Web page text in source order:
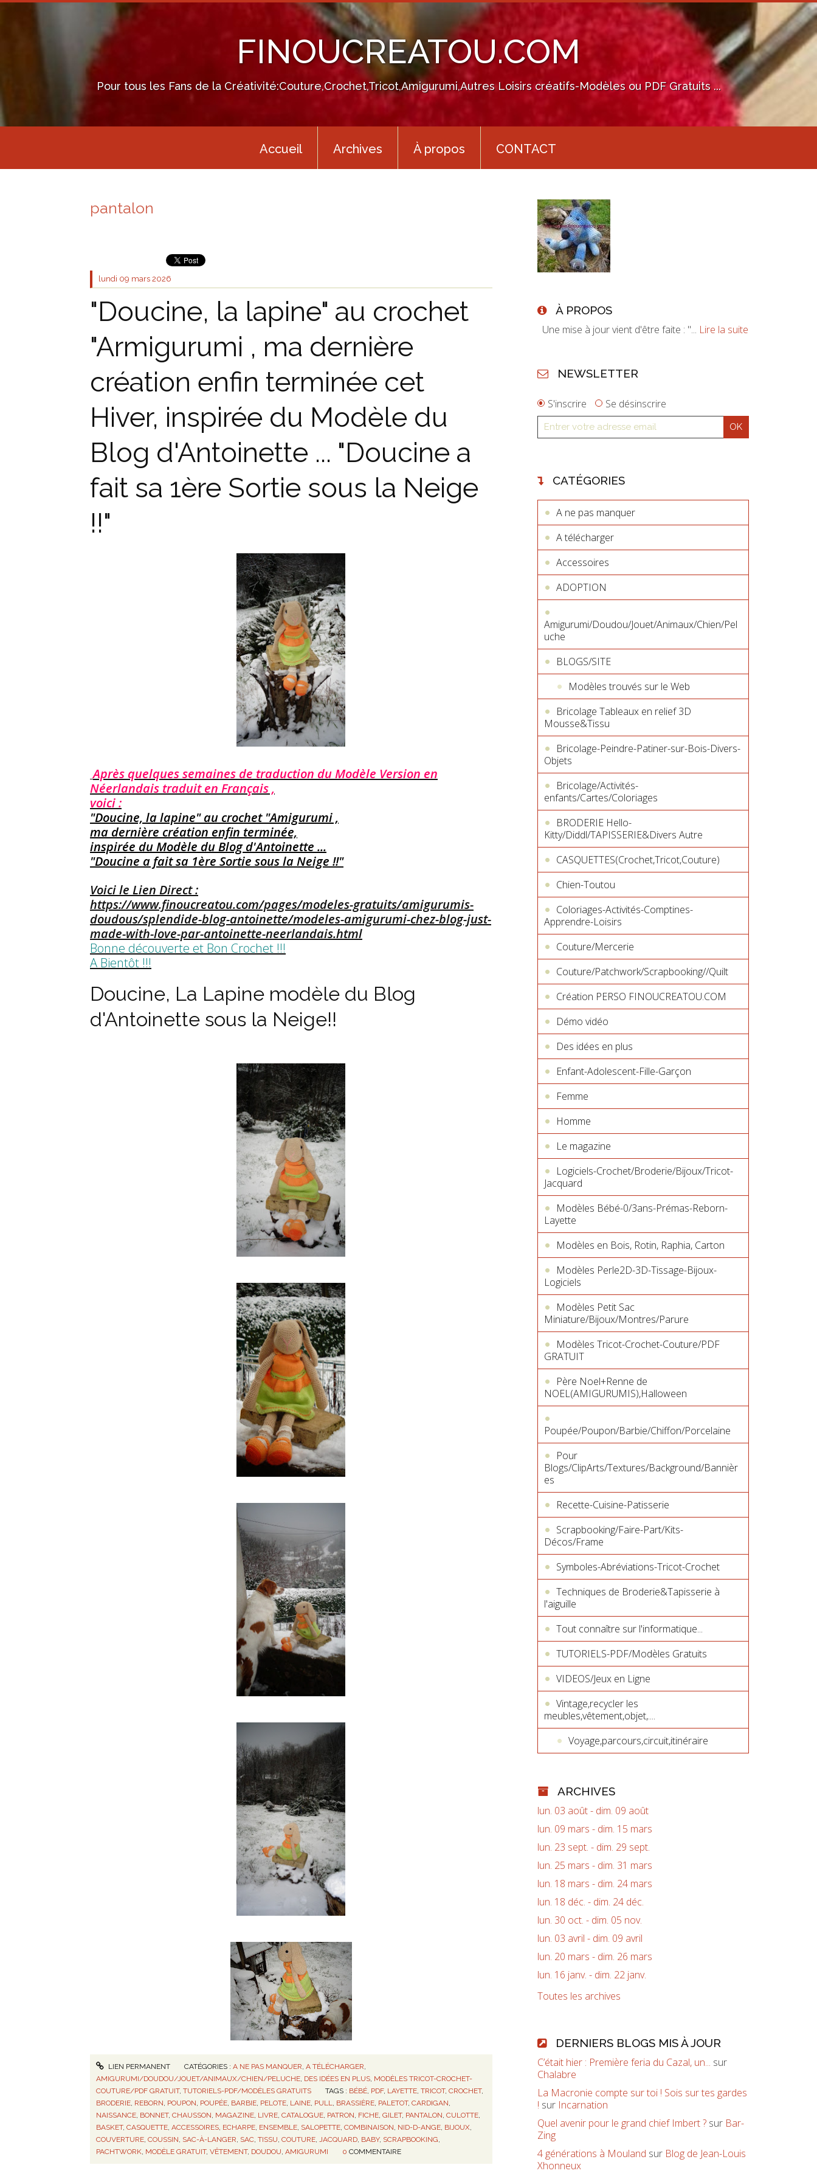
FINOUCREATOU.COM
Pour tous les Fans de la Créativité:Couture,Crochet,Tricot,Amigurumi,Autres Loisirs créatifs-Modèles ou PDF Gratuits ...
Accueil Archives À propos CONTACT
pantalon
lundi 09 mars 2026
"Doucine, la lapine" au crochet
"Armigurumi , ma dernière
création enfin terminée cet
Hiver, inspirée du Modèle du
Blog d'Antoinette ... "Doucine a
fait sa 1ère Sortie sous la Neige
!!"
Après quelques semaines de traduction du Modèle Version en
Néerlandais traduit en Français ,
voici :
"Doucine, la lapine" au crochet "Amigurumi ,
ma dernière création enfin terminée,
inspirée du Modèle du Blog d'Antoinette ...
"Doucine a fait sa 1ère Sortie sous la Neige !!"
Voici le Lien Direct :
https://www.finoucreatou.com/pages/modeles-gratuits/amigurumis-
doudous/splendide-blog-antoinette/modeles-amigurumi-chez-blog-just-
made-with-love-par-antoinette-neerlandais.html
Bonne découverte et Bon Crochet !!!
A Bientôt !!!
Doucine, La Lapine modèle du Blog
d'Antoinette sous la Neige!!
LIEN PERMANENT CATÉGORIES :A NE PAS MANQUER ,A TÉLÉCHARGER
AMIGURUMI/DOUDOU/JOUET/ANIMAUX/CHIEN/PELUCHE DES IDÉES EN PLUS MODÈLES TRICOT-CROCHET-
COUTURE/PDF GRATUIT, TUTORIELS-PDF/MODÈLES GRATUITS TAGS : BÉBÉ PDF, LAYETTE TRICOT, CROCHET,
BRODERIE REBORN POUPON POUPÉE BARBIE PELOTE LAINE PULL BRASSIÈRE PALETOT, CARDIGAN
NAISSANCE BONNET, CHAUSSON MAGAZINE LIVRE CATALOGUE PATRON FICHE GILET, PANTALON CULOTTE
BASKET, CASQUETTE ACCESSOIRES ECHARPE ENSEMBLE SALOPETTE COMBINAISON NID-D-ANGE BIJOUX
COUVERTURE COUSSIN SAC-À-LANGER SAC TISSU COUTURE JACQUARD BABY, SCRAPBOOKING
PACHTWORK MODÈLE GRATUIT, VÊTEMENT, DOUDOU AMIGURUMI 0 COMMENTAIRE
À PROPOS
Une mise à jour vient d'être faite : "... Lire la suite
NEWSLETTER
S'inscrire Se désinscrire
CATÉGORIES
A ne pas manquer
A télécharger
Accessoires
ADOPTION
Amigurumi/Doudou/Jouet/Animaux/Chien/Pel
uche
BLOGS/SITE
Modèles trouvés sur le Web
Bricolage Tableaux en relief 3D
Mousse&Tissu
Bricolage-Peindre-Patiner-sur-Bois-Divers-
Objets
Bricolage/Activités-
enfants/Cartes/Coloriages
BRODERIE Hello-
Kitty/Diddl/TAPISSERIE&Divers Autre
CASQUETTES(Crochet,Tricot,Couture)
Chien-Toutou
Coloriages-Activités-Comptines-
Apprendre-Loisirs
Couture/Mercerie
Couture/Patchwork/Scrapbooking//Quilt
Création PERSO FINOUCREATOU.COM
Démo vidéo
Des idées en plus
Enfant-Adolescent-Fille-Garçon
Femme
Homme
Le magazine
Logiciels-Crochet/Broderie/Bijoux/Tricot-
Jacquard
Modèles Bébé-0/3ans-Prémas-Reborn-
Layette
Modèles en Bois, Rotin, Raphia, Carton
Modèles Perle2D-3D-Tissage-Bijoux-
Logiciels
Modèles Petit Sac
Miniature/Bijoux/Montres/Parure
Modèles Tricot-Crochet-Couture/PDF
GRATUIT
Père Noel+Renne de
NOEL(AMIGURUMIS),Halloween
Poupée/Poupon/Barbie/Chiffon/Porcelaine
Pour
Blogs/ClipArts/Textures/Background/Bannièr
es
Recette-Cuisine-Patisserie
Scrapbooking/Faire-Part/Kits-
Décos/Frame
Symboles-Abréviations-Tricot-Crochet
Techniques de Broderie&Tapisserie à
l'aiguille
Tout connaître sur l'informatique...
TUTORIELS-PDF/Modèles Gratuits
VIDEOS/Jeux en Ligne
Vintage,recycler les
meubles,vêtement,objet,....
Voyage,parcours,circuit,itinéraire
ARCHIVES
lun. 03 août - dim. 09 août
lun. 09 mars - dim. 15 mars
lun. 23 sept. - dim. 29 sept.
lun. 25 mars - dim. 31 mars
lun. 18 mars - dim. 24 mars
lun. 18 déc. - dim. 24 déc.
lun. 30 oct. - dim. 05 nov.
lun. 03 avril - dim. 09 avril
lun. 20 mars - dim. 26 mars
lun. 16 janv. - dim. 22 janv.
Toutes les archives
DERNIERS BLOGS MIS À JOUR
C’était hier : Première feria du Cazal, un... sur
Chalabre
La Macronie compte sur toi ! Sois sur tes gardes
! sur Incarnation
Quel avenir pour le grand chief Imbert ? sur Bar-
Zing
4 générations à Mouland sur Blog de Jean-Louis
Xhonneux